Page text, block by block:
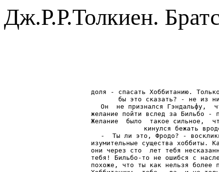
Дж.Р.Р.Толкиен.
доля - спасать Хоббитанию.
бы это сказать? - не из
Он  не признался Гэндальфу,
желание пойти вслед за Бильбо -
Желание  было  такое сильное,
кинулся бежать
-  Ты ли это, Фродо? -
изумительные существа хоббиты.
они через сто  лет тебя
тебя! Бильбо-то не ошибся с
похоже, что ты как нельзя более